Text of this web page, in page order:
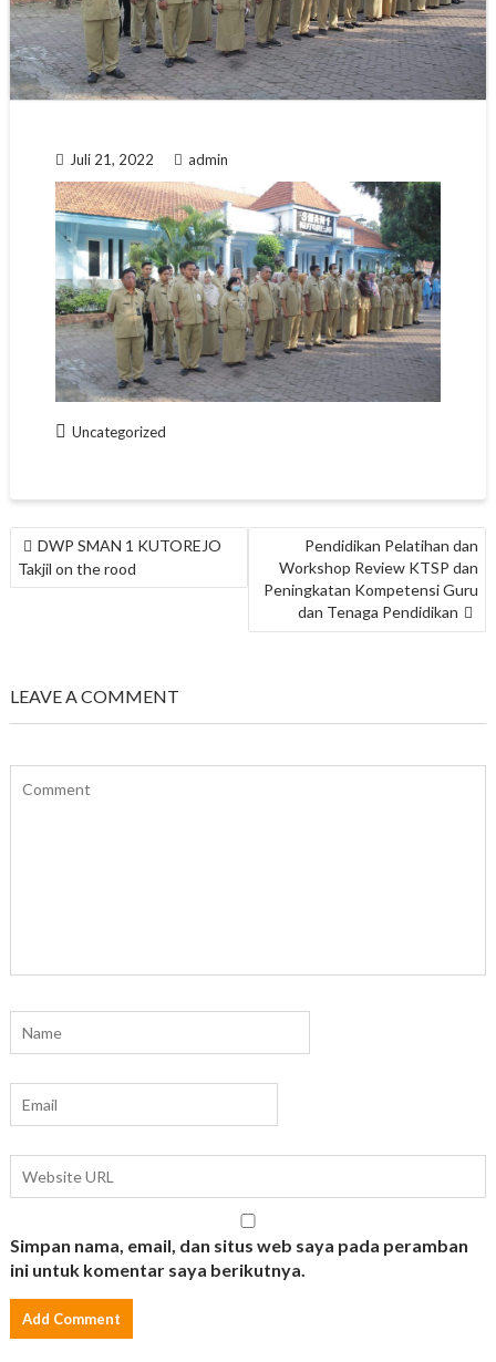
Juli 21, 2022 admin
Uncategorized
NAVIGASI
POS
DWP SMAN 1 KUTOREJO
Takjil on the rood
Pendidikan Pelatihan dan
Workshop Review KTSP dan
Peningkatan Kompetensi Guru
dan Tenaga Pendidikan
LEAVE A COMMENT
Simpan nama, email, dan situs web saya pada peramban
ini untuk komentar saya berikutnya.